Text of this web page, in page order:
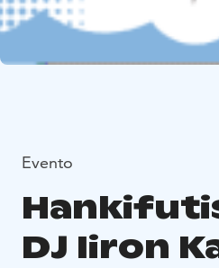
Evento
DJ Iiron